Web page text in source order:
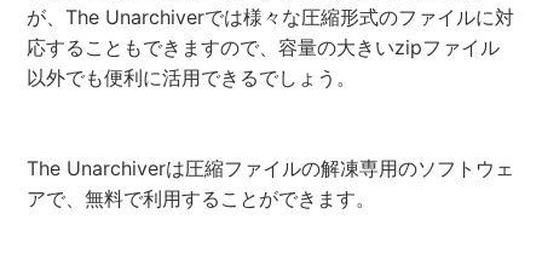
が、The Unarchiverでは様々な圧縮形式のファイルに対
応することもできますので、容量の大きいzipファイル
以外でも便利に活用できるでしょう。
The Unarchiverは圧縮ファイルの解凍専用のソフトウェ
アで、無料で利用することができます。